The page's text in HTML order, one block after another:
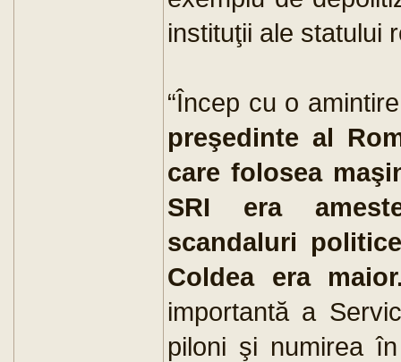
instituţii ale statului
“Încep cu o
preşedinte al
care folosea
SRI era
scandaluri
Coldea era
importantă a
piloni şi numirea